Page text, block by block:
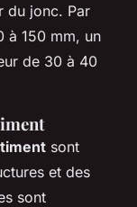
du jonc. Par
à 150 mm, un
de 30 à 40
sont
et des
sont